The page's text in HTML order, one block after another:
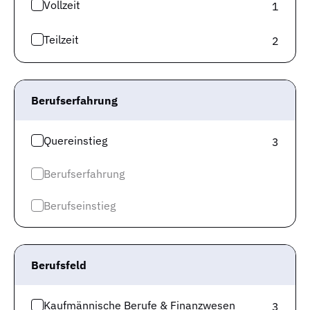
Vollzeit 1
Teilzeit 2
Berufserfahrung
Quereinstieg 3
Berufserfahrung
Berufseinstieg
Berufsfeld
Kaufmännische Berufe & Finanzwesen 3
Nicht nur das Verhältnis von Arbeitslosen zu offenen
Stellen ist relevant, sondern auch die Vakanzzeit.Der
Begriff „Vakanzzeit“ beschreibt die durchschnittliche
der Jobausschreibung, braucht, um diejenige Stelle